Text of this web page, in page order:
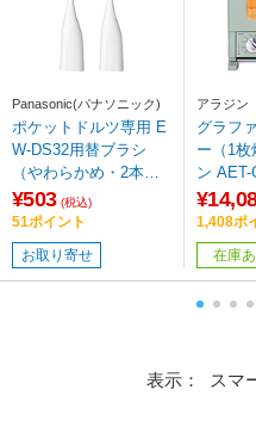
Panasonic(パナソニック)
ポケットドルツ専用 E
W-DS32用替ブラシ
（やわらかめ・2本
入） EW0959-W 白
¥503 (税込)
51ポイント
お取り寄せ
アラジン
グラフ
ー（1枚焼き
ン AET-
1,408ポ
在庫あ
表示： スマ